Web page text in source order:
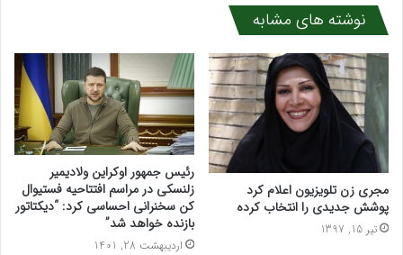
نوشته های مشابه
مجری زن تلویزیون اعلام کرد
پوشش جدیدی را انتخاب کرده
تیر 15, 1397
رئیس جمهور اوکراین ولادیمیر
زلنسکی در مراسم افتتاحیه فستیوال
کن سخنرانی احساسی کرد: “دیکتاتور
بازنده خواهد شد”
اردیبهشت 28, 1401